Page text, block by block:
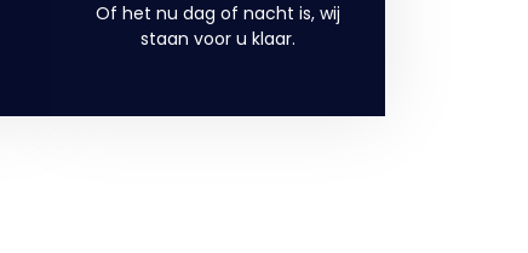
Of het nu dag of nacht is, wij
staan voor u klaar.